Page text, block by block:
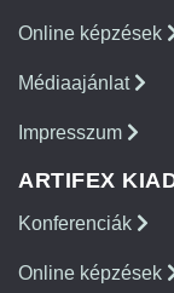
Online képzések
Médiaajánlat
Impresszum
ARTIFEX
Konferenciák
Online képzések